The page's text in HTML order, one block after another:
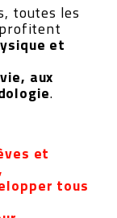
toutes les
profitent
et
aux
.
et
tous